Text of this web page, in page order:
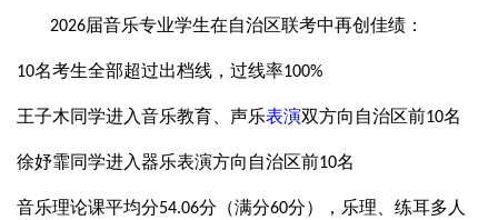
2026届音乐专业学生在自治区联考中再创佳绩：
10名考生全部超过出档线，过线率100%
王子木同学进入音乐教育、声乐表演双方向自治区前10名
徐妤霏同学进入器乐表演方向自治区前10名
音乐理论课平均分54.06分（满分60分），乐理、练耳多人